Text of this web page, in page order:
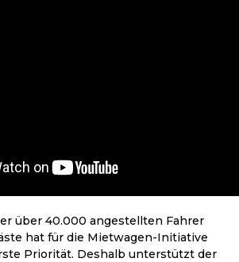
über 40.000 angestellten Fahrer
hat für die Mietwagen-Initiative
Priorität. Deshalb unterstützt der